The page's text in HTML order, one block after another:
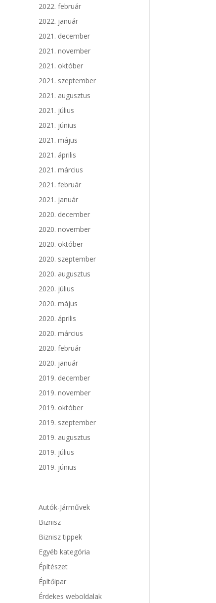
2022. február
2022. január
2021. december
2021. november
2021. október
2021. szeptember
2021. augusztus
2021. július
2021. június
2021. május
2021. április
2021. március
2021. február
2021. január
2020. december
2020. november
2020. október
2020. szeptember
2020. augusztus
2020. július
2020. május
2020. április
2020. március
2020. február
2020. január
2019. december
2019. november
2019. október
2019. szeptember
2019. augusztus
2019. július
2019. június
Autók-Járművek
Biznisz
Biznisz tippek
Egyéb kategória
Építészet
Építőipar
Érdekes weboldalak